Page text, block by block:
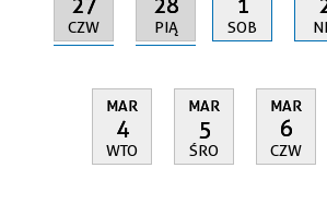
27
CZW
28
PIĄ
1
SOB
MAR
4
WTO
MAR
5
ŚRO
MAR
6
CZW